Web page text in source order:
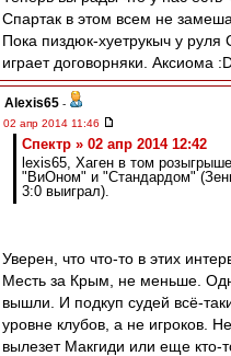
Спартак в этом всем не
Пока пиздюк-хуетрукыч у руля
играет договорняки. Аксиома
Alexis65 -
02 апр 2014 11:46
Спектр » 02 апр 2014 12:42
lexis65, Хаген в том
"ВиОном" и "Стандардом"
3:0 выиграл).
Уверен, что что-то в этих
Месть за Крым, не меньше.
вышли. И подкуп судей всё-
уровне клубов, а не игроков.
вылезет Макгиди или еще кто-